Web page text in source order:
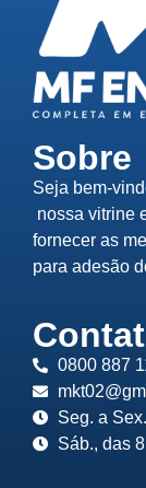
Sobre
Seja bem-
nossa vitrine
fornecer as
para adesão
0800 887
Seg. a
Sáb., das